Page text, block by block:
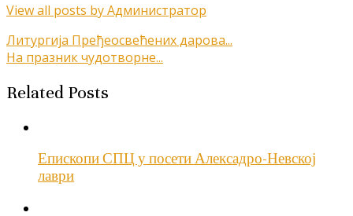
View all posts by Администратор
Кретање
чланка
Литургија Пређеосвећених дарова...
На празник чудотворне...
Related Posts
Епископи СПЦ у посети Алексадро-Невској
лаври